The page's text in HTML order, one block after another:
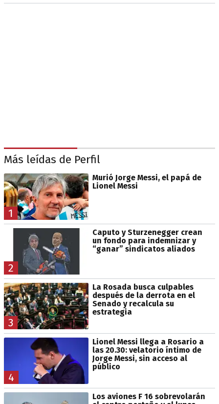
Más leídas de Perfil
1
Murió Jorge Messi, el papá de
Lionel Messi
2
Caputo y Sturzenegger crean
un fondo para indemnizar y
“ganar” sindicatos aliados
3
La Rosada busca culpables
después de la derrota en el
Senado y recalcula su
estrategia
4
Lionel Messi llega a Rosario a
las 20.30: velatorio íntimo de
Jorge Messi, sin acceso al
público
Los aviones F 16 sobrevolarán